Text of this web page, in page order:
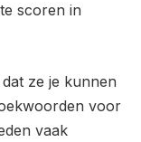
scoren in
ze je kunnen
voor
vaak